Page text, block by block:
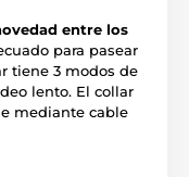
entre los
para pasear
tiene 3 modos de
lento. El collar
mediante cable